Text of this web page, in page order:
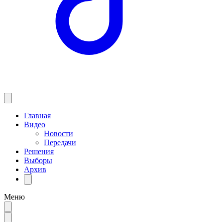
Главная
Видео
Новости
Передачи
Решения
Выборы
Архив
Меню